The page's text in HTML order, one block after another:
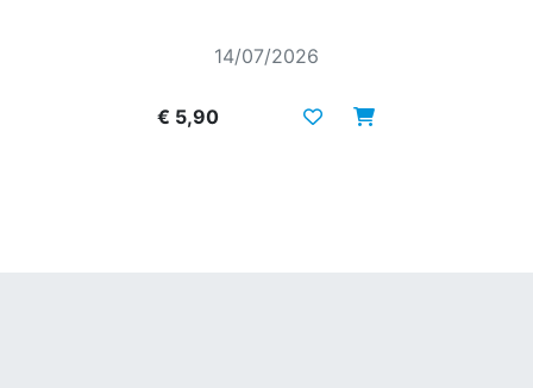
14/07/2026
€ 5,90